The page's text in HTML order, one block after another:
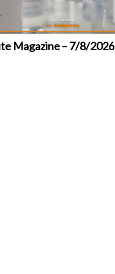
Magazine – 7/8/2026